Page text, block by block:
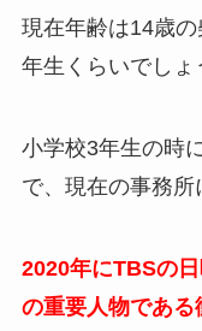
現在年齢は14歳
年生くらいでしょ
小学校3年生の時
で、現在の事務所
2020年にTBSの
の重要人物である